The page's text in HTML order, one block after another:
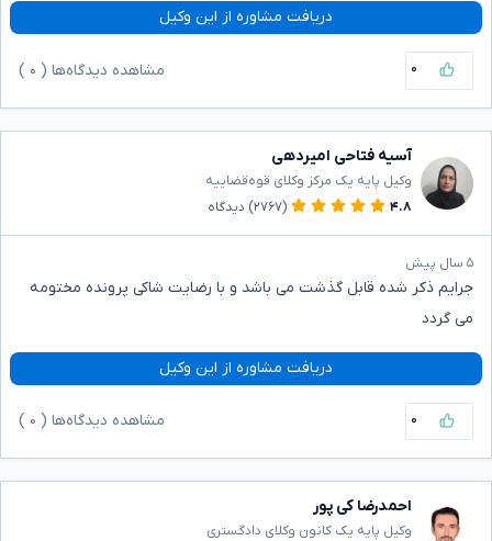
دریافت مشاوره از این وکیل
۰ مشاهده دیدگاه‌ها ( ۰
آسیه فتاحی امیردهی
وکیل پایه یک مرکز وکلای قوه‌قضاییه
۴.۸
(۲۷۶۷) دیدگاه
۵ سال پیش
جرایم ذکر شده قابل گذشت می باشد و با رضایت شاکی پرونده مختومه
می گردد
دریافت مشاوره از این وکیل
۰ مشاهده دیدگاه‌ها ( ۰
احمدرضا کی پور
وکیل پایه یک کانون وکلای دادگستری